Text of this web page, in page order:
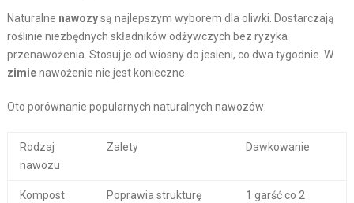
Naturalne nawozysą najlepszym wyborem dla oliwki. Dostarczają
roślinie niezbędnych składników odżywczych bez ryzyka
przenawożenia. Stosuj je od wiosny do jesieni, co dwa tygodnie. W
zimienawożenie nie jest konieczne.
Oto porównanie popularnych naturalnych nawozów:
Rodzaj
nawozu
Zalety Dawkowanie
Kompost
Poprawia strukturę
1 garść co 2